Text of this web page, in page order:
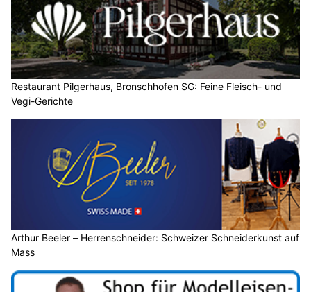
Restaurant Pilgerhaus, Bronschhofen SG: Feine Fleisch- und
Vegi-Gerichte
Arthur Beeler – Herrenschneider: Schweizer Schneiderkunst auf
Mass